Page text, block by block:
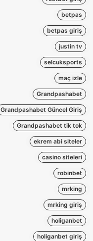
betpas
betpas giriş
justin tv
selcuksports
maç izle
Grandpashabet
Grandpashabet Güncel Giriş
Grandpashabet tik tok
ekrem abi siteler
casino siteleri
robinbet
mrking
mrking giriş
holiganbet
holiganbet giriş